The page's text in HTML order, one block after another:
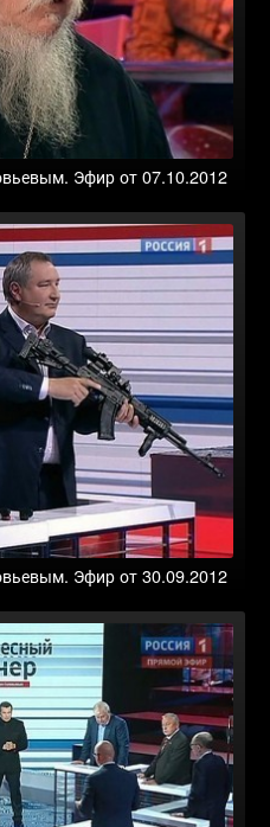
Эфир от 07.10.2012
Эфир от 30.09.2012